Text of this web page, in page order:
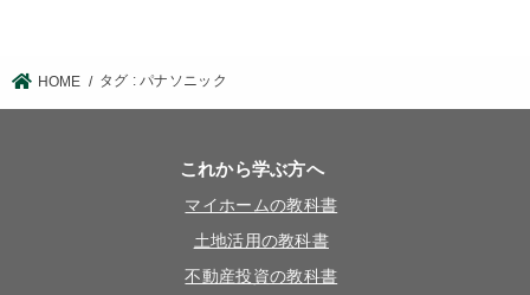
HOME タグ : パナソニック
これから学ぶ方へ
マイホームの教科書
土地活用の教科書
不動産投資の教科書